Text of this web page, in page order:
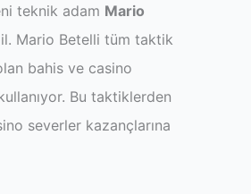
teknik adam Mario
Mario Betelli tüm taktik
bahis ve casino
Bu taktiklerden
severler kazançlarına